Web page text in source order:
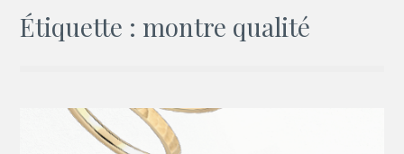
Étiquette : montre qualité